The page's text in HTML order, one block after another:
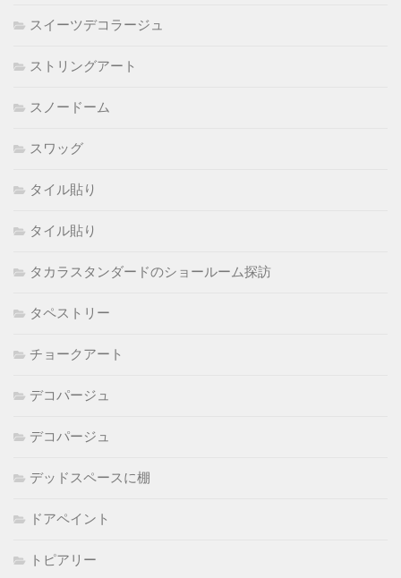
スイーツデコラージュ
ストリングアート
スノードーム
スワッグ
タイル貼り
タイル貼り
タカラスタンダードのショールーム探訪
タペストリー
チョークアート
デコパージュ
デコパージュ
デッドスペースに棚
ドアペイント
トピアリー